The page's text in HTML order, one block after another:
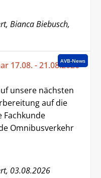
Bianca Biebusch,
AVB-News
17.08. - 21.08.2026
unsere nächsten
auf die
Fachkunde
Omnibusverkehr
03.08.2026